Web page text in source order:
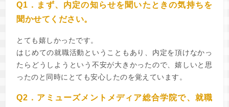
Q1．まず、内定の知らせを聞いたときの気持ちを
聞かせてください。
とても嬉しかったです。
はじめての就職活動ということもあり、内定を頂けなかっ
たらどうしようという不安が大きかったので、嬉しいと思
ったのと同時にとても安心したのを覚えています。
Q2．アミューズメントメディア総合学院で、就職